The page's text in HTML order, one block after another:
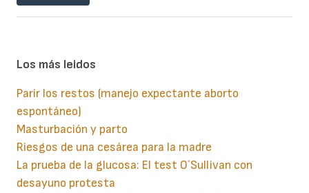
Los más leidos
Parir los restos (manejo expectante aborto
espontáneo)
Masturbación y parto
Riesgos de una cesárea para la madre
La prueba de la glucosa: El test O´Sullivan con
desayuno protesta